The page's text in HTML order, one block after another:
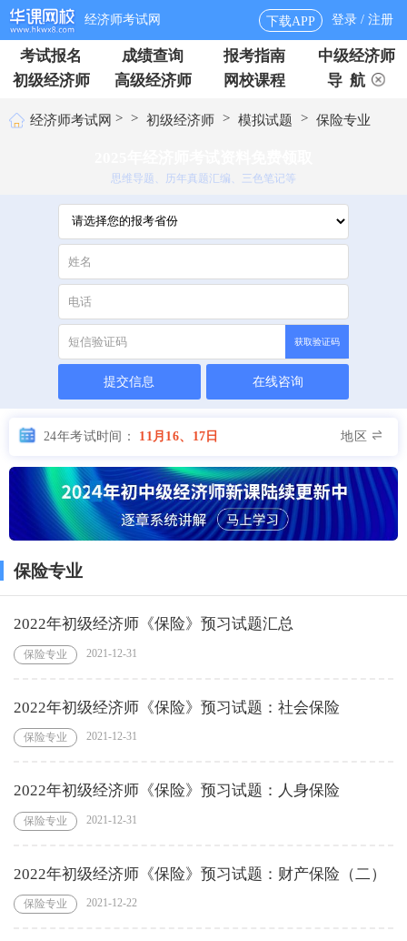
经济师考试网 下载APP 登录 / 注册
考试报名 成绩查询 报考指南
中级经济师
初级经济师
高级经济师 网校课程 导 航
经济师考试网 > > 初级经济师 > 模拟试题 > 保险专业
思维导题、历年真题汇编、三色笔记等
获取验证码
提交信息 在线咨询
24年考试时间： 11月16、17日 地区
保险专业
2022年初级经济师《保险》预习试题汇总
保险专业 2021-12-31
2022年初级经济师《保险》预习试题：社会保险
保险专业 2021-12-31
2022年初级经济师《保险》预习试题：人身保险
保险专业 2021-12-31
2022年初级经济师《保险》预习试题：财产保险（二）
保险专业 2021-12-22